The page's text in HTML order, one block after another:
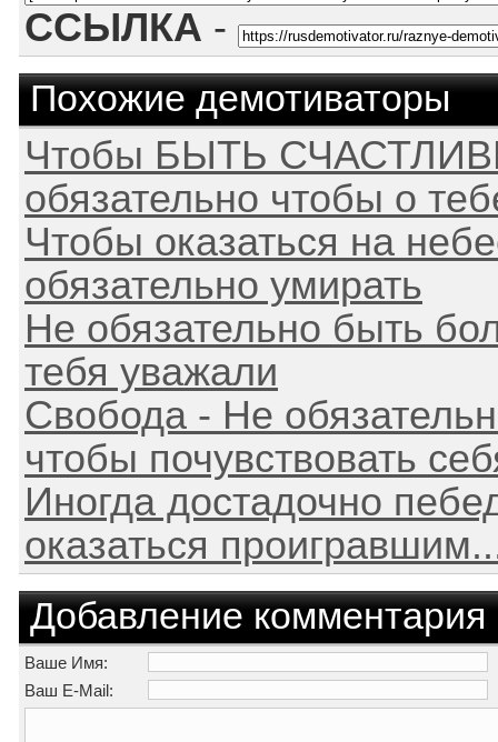
ССЫЛКА -
Похожие демотиваторы
Чтобы БЫТЬ
обязательно чтобы о
Чтобы оказаться на
обязательно умирать
Не обязательно быть
тебя уважали
Свобода - Не
чтобы почувствовать
Иногда достадочно
оказаться
Добавление комментария
Ваше Имя:
Ваш E-Mail: